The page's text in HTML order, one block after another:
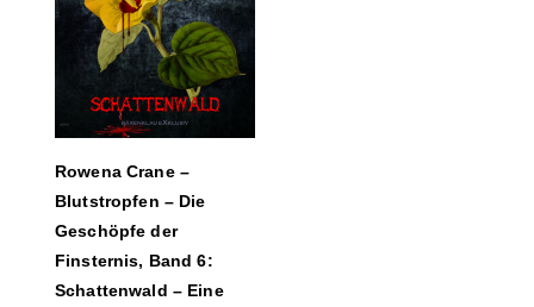
Rowena Crane –
Blutstropfen – Die
Geschöpfe der
Finsternis, Band 6:
Schattenwald – Eine